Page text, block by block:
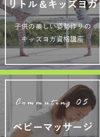
リトル＆キッズヨガ
子供の美しい姿勢作りの
キッズヨガ資格講座
Commuting 05
ベビーマッサージ